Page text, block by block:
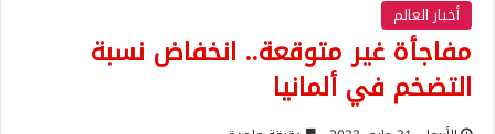
أخبار العالم
مفاجأة غير متوقعة.. انخفاض نسبة
التضخم في ألمانيا